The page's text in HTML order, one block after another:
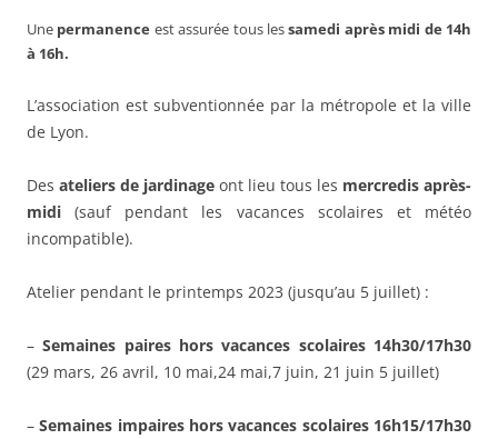
Une permanence est assurée tous lessamedi après midi de 14h
à 16h.
L’association est subventionnée par la métropole et la ville
de Lyon.
Des ateliers de jardinage ont lieu tous les mercredis après-
midi (sauf pendant les vacances scolaires et météo
incompatible).
Atelier pendant le printemps 2023 (jusqu’au 5 juillet) :
–Semaines paires hors vacances scolaires 14h30/17h30
(29 mars, 26 avril, 10 mai,24 mai,7 juin, 21 juin 5 juillet)
–Semaines impaires hors vacances scolaires 16h15/17h30